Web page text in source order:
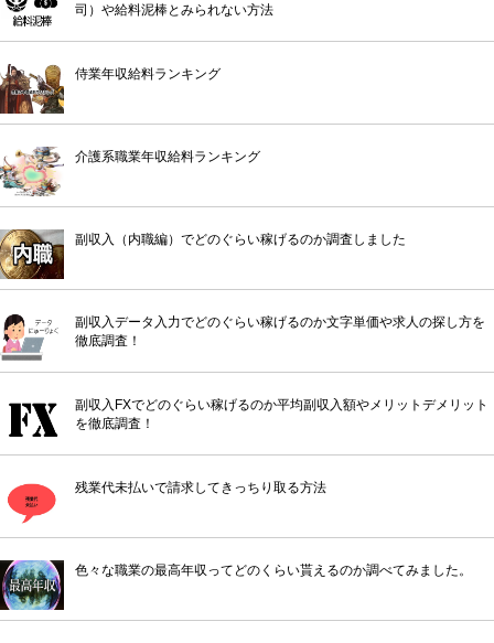
司）や給料泥棒とみられない方法
侍業年収給料ランキング
介護系職業年収給料ランキング
副収入（内職編）でどのぐらい稼げるのか調査しました
副収入データ入力でどのぐらい稼げるのか文字単価や求人の探し方を
徹底調査！
副収入FXでどのぐらい稼げるのか平均副収入額やメリットデメリット
を徹底調査！
残業代未払いで請求してきっちり取る方法
色々な職業の最高年収ってどのくらい貰えるのか調べてみました。